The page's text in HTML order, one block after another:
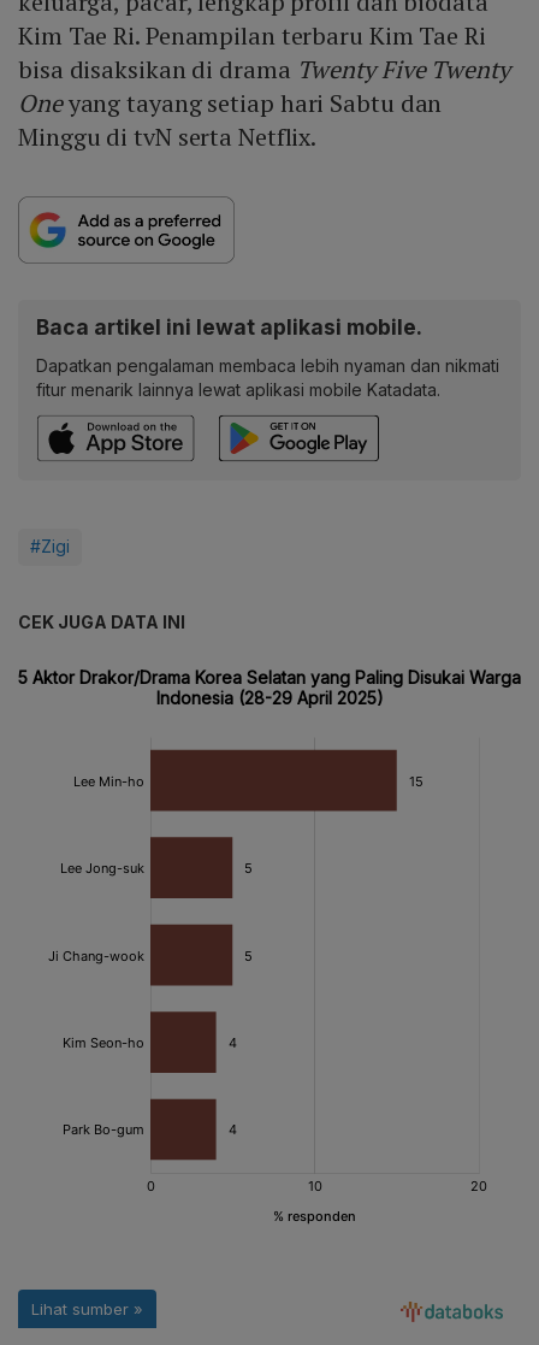
Kim Tae Ri. Penampilan terbaru Kim Tae Ri
bisa disaksikan di drama Twenty Five Twenty
Oneyang tayang setiap hari Sabtu dan
Minggu di tvN serta Netflix.
Baca artikel ini lewat aplikasi mobile.
Dapatkan pengalaman membaca lebih nyaman dan nikmati
fitur menarik lainnya lewat aplikasi mobile Katadata.
#Zigi
CEK JUGA DATA INI